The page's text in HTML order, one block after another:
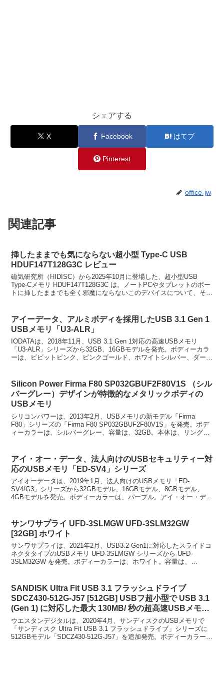
シェアする
X Facebook はてブ
Pinterest
office-jw
関連記事
挿したままでも気にならない超小型 Type-C USB
HDUF147T128G3C レビュー
磁気研究所（HIDISC）から2025年10月に登場した、超小型USB
Type-Cメモリ HDUF147T128G3C は。ノートPCやタブレットのポー
トに挿したままでも全く邪魔にならないこのデバイスについて、その
アイーデータ、アルミボディを採用したUSB 3.1 Gen 1
USBメモリ「U3-ALR」
IODATAは、2018年11月、USB 3.1 Gen 1対応の高速USBメモリ
「U3-ALR」シリーズから32GB、16GBモデルを発売。ボディーカラ
ーは、ビビットピンク、ピンクゴールド、ホワイトシルバー、ダーク
Silicon Power Firma F80 SP032GBUF2F80V1S （シル
バーグレー）デザインが特徴的なメタリックボディの
USBメモリ
シリコンパワーは、2013年2月、USBメモリの新モデル「Firma
F80」シリーズの「Firma F80 SP032GBUF2F80V1S」を発売。ボデ
ィーカラーは、シルバーグレー、容量は、32GB。本体は、リング形
アイ・オー・データ、法人向けのUSBセキュリティー対
応のUSBメモリ「ED-SV4」シリーズ
アイオーデータは、2019年1月、法人向けのUSBメモリ「ED-
SV4/G3」シリーズから32GBモデル、16GBモデル、8GBモデル、
4GBモデルを発売。ボディーカラーは、パープル。アイ・オー・デー
サンワサプライ UFD-3SLMGW UFD-3SLM32GW
[32GB] ホワイト
サンワサプライは、2021年2月、USB3.2 Gen1に対応したスライドコ
ネクタタイプのUSBメモリ UFD-3SLMGW シリーズから UFD-
3SLM32GW を発売。ボディーカラーは、ホワイト。容量は、
SANDISK Ultra Fit USB 3.1 フラッシュドライブ
SDCZ430-512G-J57 [512GB] USBフ超小型で USB 3.1
(Gen 1) に対応した最大 130MB/ 秒の超高速USBメモリ
ー
ウエスタンデジタルは、2020年4月、サンディスクのUSBメモリで
「サンディスク Ultra Fit USB 3.1 フラッシュドライブ」シリーズに
512GBモデル「SDCZ430-512G-J57」を追加発売。ボディーカラー